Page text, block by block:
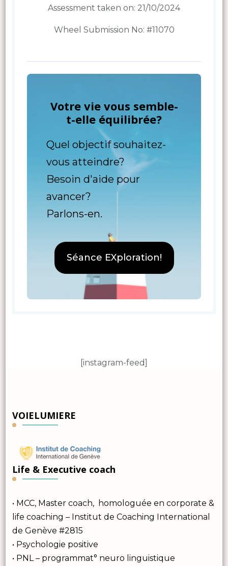
Assessment taken on: 21/10/2024
Wheel Submission No: #11070
Votre vie vous semble-
t-elle équilibrée?
Quel objectif souhaitez-
vous atteindre?
Besoin d'aide pour
avancer?
Parlons-en.
Séance EXploration!
[instagram-feed]
VOIELUMIERE
Life & Executive coach
• MCC, Master coach, homologuée en corporate &
life coaching – Institut de Coaching International
de Genève #2815
• Psychologie positive
• PNL – programmat° neuro linguistique